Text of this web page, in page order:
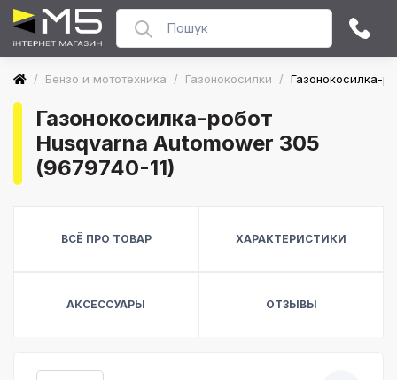
/ Бензо и мототехника / Газонокосилки / Газонокосилка-
Газонокосилка-робот
Husqvarna Automower 305
(9679740-11)
ВСЁ ПРО ТОВАР ХАРАКТЕРИСТИКИ
АКСЕССУАРЫ ОТЗЫВЫ